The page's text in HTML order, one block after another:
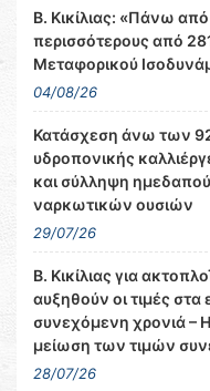
Β. Κικίλιας: «Πάνω
περισσότερους από
Μεταφορικού
04/08/26
Κατάσχεση άνω των
υδροπονικής
και σύλληψη
ναρκωτικών ουσιών
29/07/26
Β. Κικίλιας για
αυξηθούν οι τιμές στα
συνεχόμενη χρονιά –
μείωση των τιμών
28/07/26